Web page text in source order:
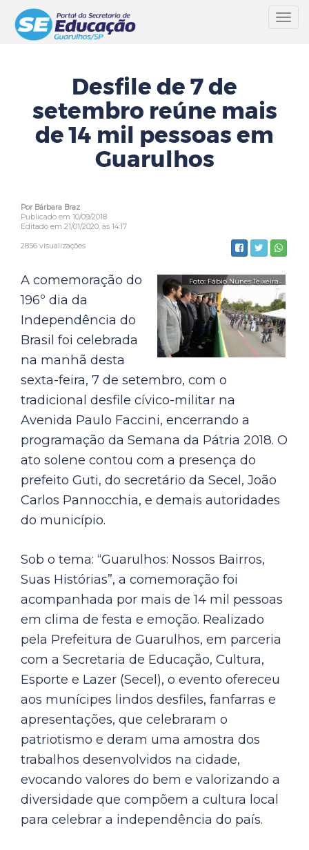
Desfile de 7 de
setembro reúne mais
de 14 mil pessoas em
Guarulhos
Por Bárbara Braz
Publicado em 10/09/2018
Editado em 21/01/2020, às 14:17
2856 visualizações
A comemoração do
196º dia da
Independência do
Brasil foi celebrada
na manhã desta
sexta-feira, 7 de setembro, com o
tradicional desfile cívico-militar na
Avenida Paulo Faccini, encerrando a
programação da Semana da Pátria 2018. O
ato solene contou com a presença do
prefeito Guti, do secretário da Secel, João
Carlos Pannocchia, e demais autoridades
do município.
Sob o tema: “Guarulhos: Nossos Bairros,
Suas Histórias”, a comemoração foi
acompanhada por mais de 14 mil pessoas
em clima de festa e emoção. Realizado
pela Prefeitura de Guarulhos, em parceria
com a Secretaria de Educação, Cultura,
Esporte e Lazer (Secel), o evento ofereceu
aos munícipes lindos desfiles, fanfarras e
apresentações, que celebraram o
patriotismo e deram uma amostra dos
trabalhos desenvolvidos na cidade,
evocando valores do bem e valorizando a
diversidade que compõem a cultura local
para celebrar a independência do país.